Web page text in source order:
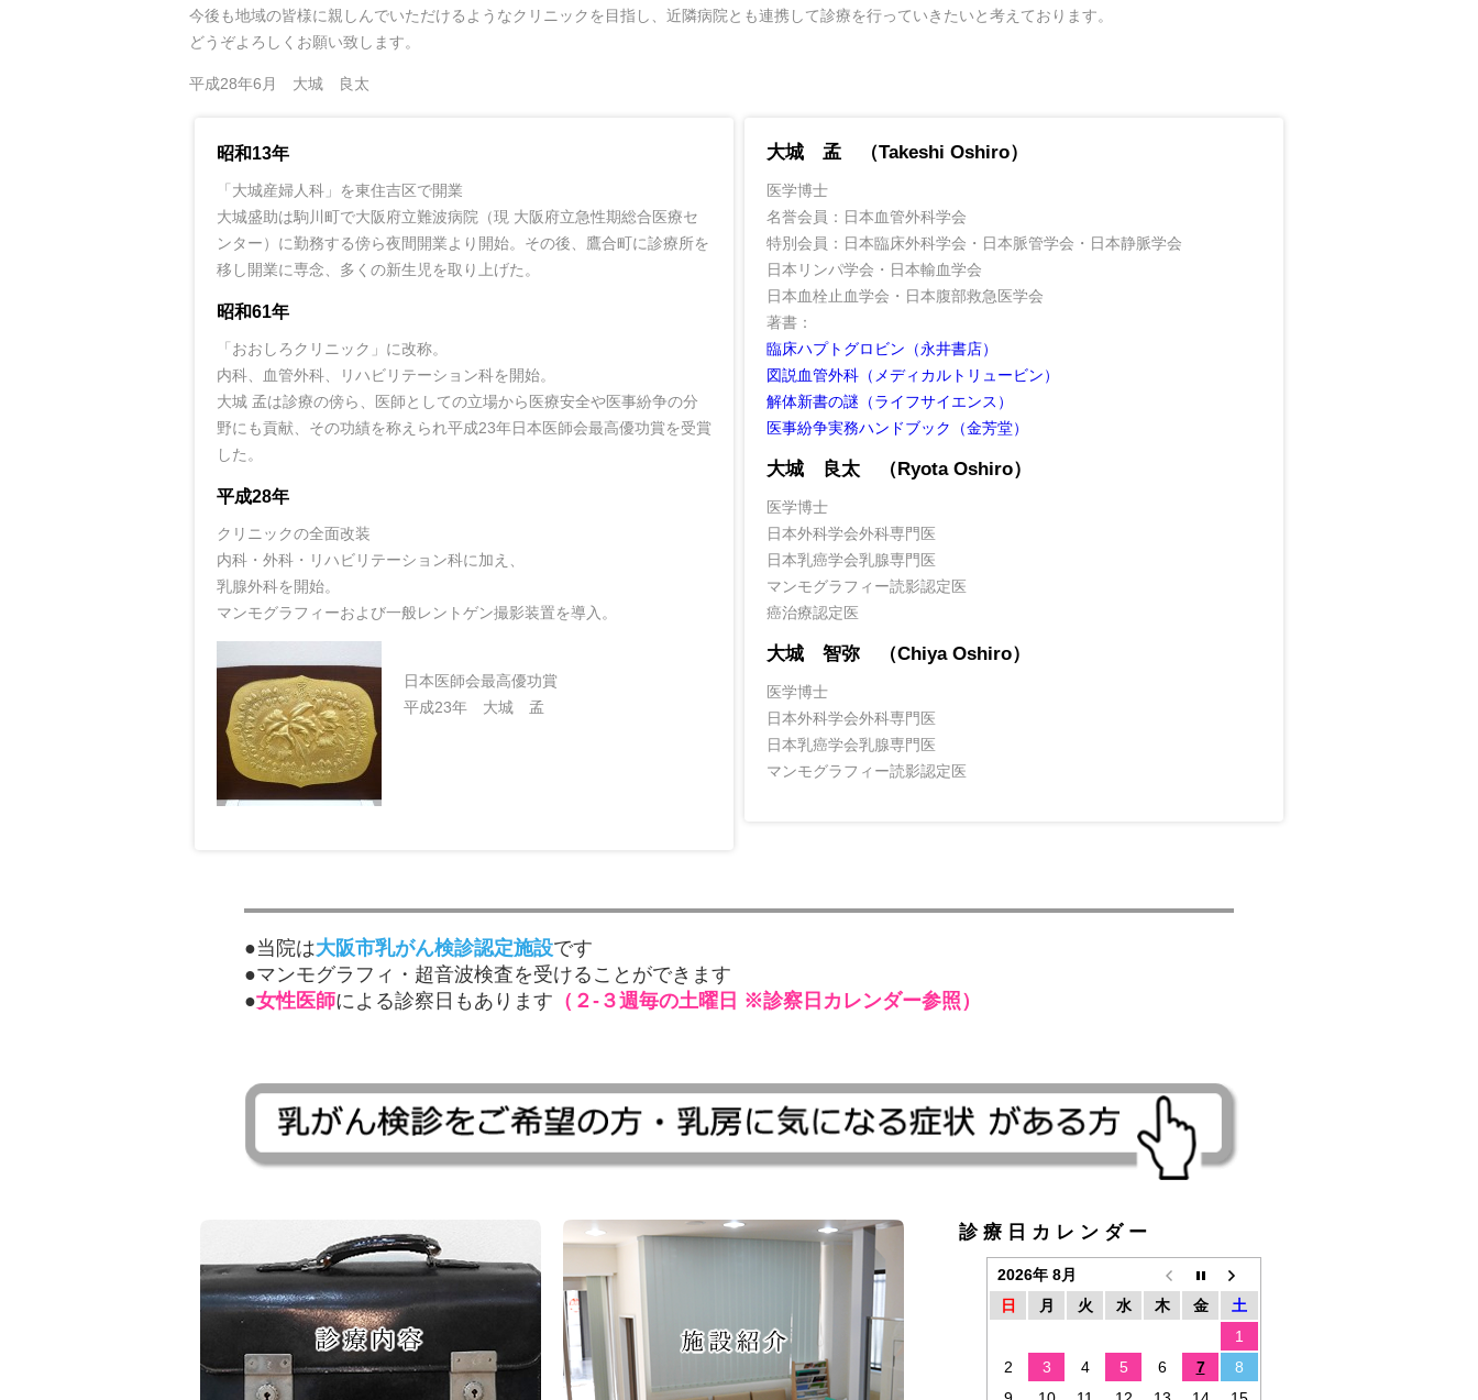
今後も地域の皆様に親しんでいただけるようなクリニックを目指し、近隣病院とも連携して診療を行っていきたいと考えております。
どうぞよろしくお願い致します。
平成28年6月 大城 良太
昭和13年
「大城産婦人科」を東住吉区で開業
大城盛助は駒川町で大阪府立難波病院（現 大阪府立急性期総合医療セ
ンター）に勤務する傍ら夜間開業より開始。その後、鷹合町に診療所を
移し開業に専念、多くの新生児を取り上げた。
昭和61年
「おおしろクリニック」に改称。
内科、血管外科、リハビリテーション科を開始。
大城 孟は診療の傍ら、医師としての立場から医療安全や医事紛争の分
野にも貢献、その功績を称えられ平成23年日本医師会最高優功賞を受賞
した。
平成28年
クリニックの全面改装
内科・外科・リハビリテーション科に加え、
乳腺外科を開始。
マンモグラフィーおよび一般レントゲン撮影装置を導入。
日本医師会最高優功賞
平成23年 大城 孟
大城 孟 （Takeshi Oshiro）
医学博士
名誉会員：日本血管外科学会
特別会員：日本臨床外科学会・日本脈管学会・日本静脈学会
日本リンパ学会・日本輸血学会
日本血栓止血学会・日本腹部救急医学会
著書：
臨床ハプトグロビン（永井書店）
図説血管外科（メディカルトリュービン）
解体新書の謎（ライフサイエンス）
医事紛争実務ハンドブック（金芳堂）
大城 良太 （Ryota Oshiro）
医学博士
日本外科学会外科専門医
日本乳癌学会乳腺専門医
マンモグラフィー読影認定医
癌治療認定医
大城 智弥 （Chiya Oshiro）
医学博士
日本外科学会外科専門医
日本乳癌学会乳腺専門医
マンモグラフィー読影認定医
●当院は大阪市乳がん検診認定施設です
●マンモグラフィ・超音波検査を受けることができます
●女性医師による診察日もあります （２-３週毎の土曜日 ※診察日カレンダー参照）
診療日カレンダー
2026年 8月
日
月 火 水 木 金
土
1
2
3 4 5 6 7
8